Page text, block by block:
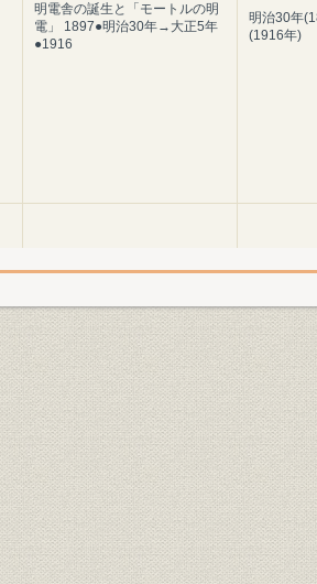
明電舎の誕生と「モートルの明
電」 1897●明治30年→大正5年
●1916
明治30年
(1916年)
明電舎の誕生と「モートルの明
電」 1897●明治30年→大正5年
●1916
大正2年
年)
明電舎の誕生と「モートルの明
電」 1897●明治30年→大正5年
●1916
大正3年
年)